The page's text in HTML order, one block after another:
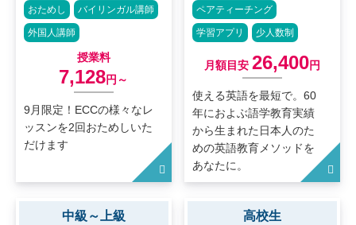
おためし バイリンガル講師
外国人講師
授業料
7,128円～
9月限定！ECCの様々なレ
ッスンを2回おためしいた
だけます
ペアティーチング
学習アプリ 少人数制
月額目安26,400円
使える英語を最短で。60
年におよぶ語学教育実績
から生まれた日本人のた
めの英語教育メソッドを
あなたに。
中級～上級
高校生